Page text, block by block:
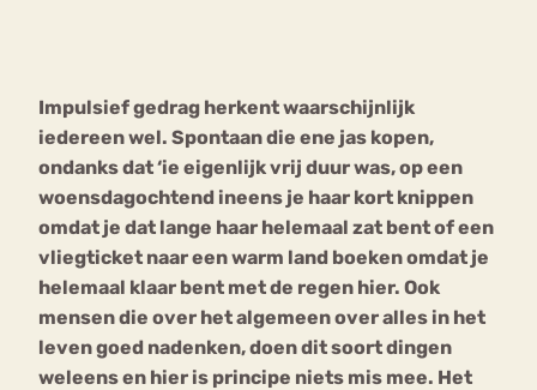
Impulsief gedrag herkent waarschijnlijk
iedereen wel. Spontaan die ene jas kopen,
ondanks dat ‘ie eigenlijk vrij duur was, op een
woensdagochtend ineens je haar kort knippen
omdat je dat lange haar helemaal zat bent of een
vliegticket naar een warm land boeken omdat je
helemaal klaar bent met de regen hier. Ook
mensen die over het algemeen over alles in het
leven goed nadenken, doen dit soort dingen
weleens en hier is principe niets mis mee. Het
Forum
mia
Nerv
osa
Eetstoornis Anorexia Nervosa
Eetbuien Piekeren Sport
Trauma
Orthorexia
Afvallen Angst